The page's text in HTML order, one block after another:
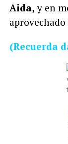
Aida, y en
(Recuerda